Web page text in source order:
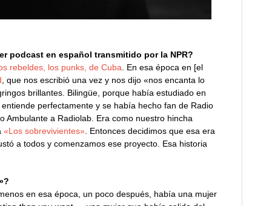
podcast en español transmitido por la NPR?
rebeldes, los punks, de Cuba. En esa época en [el
, que nos escribió una vez y nos dijo «nos encanta lo
brillantes. Bilingüe, porque había estudiado en
perfectamente y se había hecho fan de Radio
Ambulante a Radiolab. Era como nuestro hincha
«Los sobrevivientes». Entonces decidimos que esa era
a todos y comenzamos ese proyecto. Esa historia
en esa época, un poco después, había una mujer